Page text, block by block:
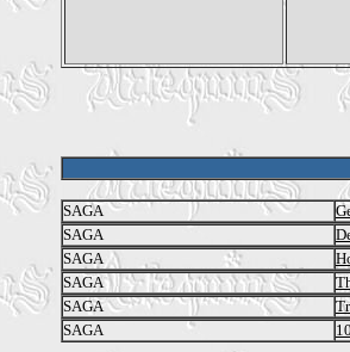
SAGA
SAGA
SAGA
SAGA
SAGA
SAGA